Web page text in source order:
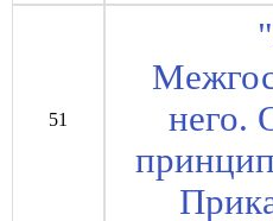
51
него.